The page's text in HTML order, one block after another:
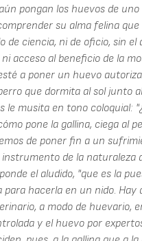
pongan los huevos de
su alma felina que
de ciencia, ni de oficio, sin el
ni acceso al beneficio de la
a poner un huevo
que dormita al sol junto
le musita en tono coloquial:
pone la gallina, ciega al
de poner fin a un
instrumento de la naturaleza
el aludido, "que es la
para hacerla en un nido. Hay
a modo de huevario,
y el huevo por